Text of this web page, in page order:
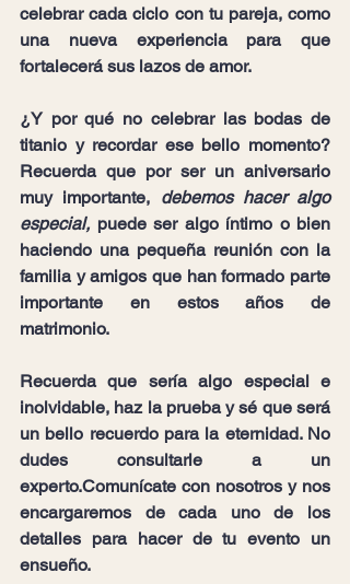
celebrar cada ciclo con tu pareja, como
una nueva experiencia para que
fortalecerá sus lazos de amor.
¿Y por qué no celebrar las bodas de
titanio y recordar ese bello momento?
Recuerda que por ser un aniversario
muy importante, debemos hacer algo
especial, puede ser algo íntimo o bien
haciendo una pequeña reunión con la
familia y amigos que han formado parte
importante en estos años de
matrimonio.
Recuerda que sería algo especial e
inolvidable, haz la prueba y sé que será
un bello recuerdo para la eternidad. No
dudes consultarle a un
experto.Comunícate con nosotros y nos
encargaremos de cada uno de los
detalles para hacer de tu evento un
ensueño.